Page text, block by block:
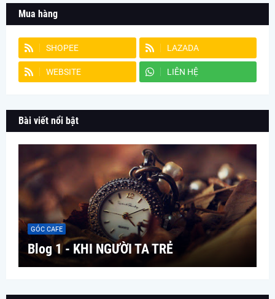
Mua hàng
SHOPEE LAZADA
WEBSITE LIÊN HỆ
Bài viết nổi bật
GÓC CAFE
Blog 1 - KHI NGƯỜI TA TRẺ